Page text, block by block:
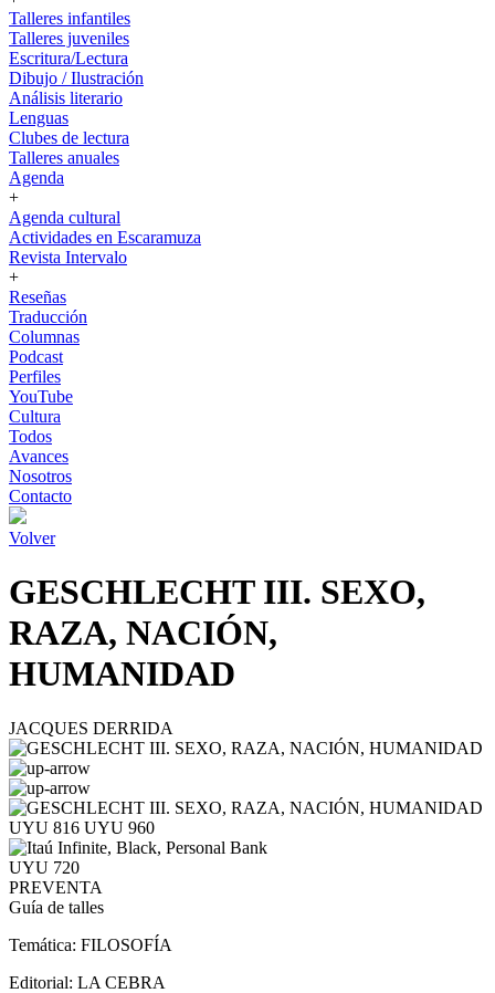
Talleres infantiles
Talleres juveniles
Escritura/Lectura
Dibujo / Ilustración
Análisis literario
Lenguas
Clubes de lectura
Talleres anuales
Agenda
+
Agenda cultural
Actividades en Escaramuza
Revista Intervalo
+
Reseñas
Traducción
Columnas
Podcast
Perfiles
YouTube
Cultura
Todos
Avances
Nosotros
Contacto
Volver
GESCHLECHT III. SEXO,
RAZA, NACIÓN,
HUMANIDAD
JACQUES DERRIDA
UYU 816 UYU 960
UYU 720
PREVENTA
Guía de talles
Temática: FILOSOFÍA
Editorial: LA CEBRA